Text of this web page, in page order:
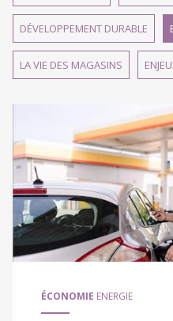
DÉVELOPPEMENT DURABLE
LA VIE DES MAGASINS
ÉCONOMIE ENERGIE